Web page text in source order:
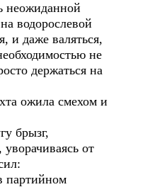
неожиданной
водорослевой
и даже валяться,
не
держаться на
ожила смехом и
брызг,
от
партийном